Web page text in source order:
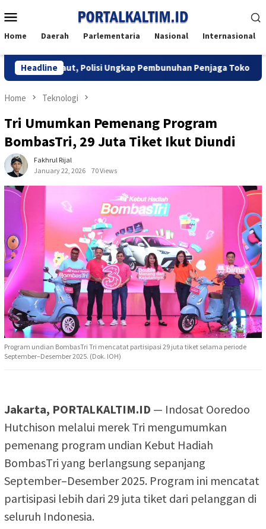
to
Menu
Home Daerah Parlementaria Nasional Internasional
Headline
Maut, Polisi Ungkap Pembunuhan Penjaga Toko di
Home Teknologi
Tri Umumkan Pemenang Program
BombasTri, 29 Juta Tiket Ikut Diundi
Fakhrul Rijal
January 22, 2026
70 Views
Program undian BombasTri Tri mencatat partisipasi 29 juta tiket selama periode
September–Desember 2025. (Dok. IOH)
Jakarta, PORTALKALTIM.ID — Indosat Ooredoo
Hutchison melalui merek Tri mengumumkan
pemenang program undian Kebut Hadiah
BombasTri yang berlangsung sepanjang
September–Desember 2025. Program ini mencatat
partisipasi lebih dari 29 juta tiket dari pelanggan di
seluruh Indonesia.